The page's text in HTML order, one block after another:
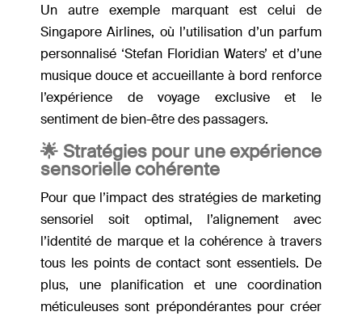
Un autre exemple marquant est celui de
Singapore Airlines, où l’utilisation d’un parfum
personnalisé ‘Stefan Floridian Waters’ et d’une
musique douce et accueillante à bord renforce
l’expérience de voyage exclusive et le
sentiment de bien-être des passagers.
🌟 Stratégies pour une expérience
sensorielle cohérente
Pour que l’impact des stratégies de marketing
sensoriel soit optimal, l’alignement avec
l’identité de marque et la cohérence à travers
tous les points de contact sont essentiels. De
plus, une planification et une coordination
méticuleuses sont prépondérantes pour créer